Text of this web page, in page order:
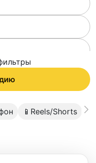
📱Reels/Shorts 🛋